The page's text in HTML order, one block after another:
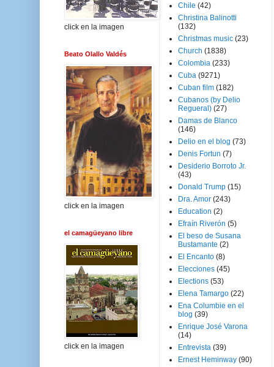
click en la imagen
Beato Olallo Valdés
click en la imagen
el camagüeyano libre
click en la imagen
Chile (42)
Christina Balinotti
(132)
Christmas music (23)
Church (1838)
Colombia (233)
Cuba (9271)
Cuban film (182)
Cubanos (by Delio
Regueral) (27)
Damas de Blanco
(146)
Delio en el blog (73)
Denis Fortun (7)
Desiderio Borroto Jr.
(43)
Donald Trump (15)
Dra. Amor (243)
Education (2)
Efraín Riverón (5)
El beso de Susana
Bustamante (2)
El Encanto (8)
Elecciones (45)
Elections (53)
Elena Tamargo (22)
Ena Columbie en el
blog (39)
Enrique José Varona
(14)
Entrevista (39)
Ernest Heminway (90)